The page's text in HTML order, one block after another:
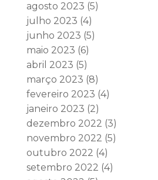
agosto 2023 (5)
julho 2023 (4)
junho 2023 (5)
maio 2023 (6)
abril 2023 (5)
março 2023 (8)
fevereiro 2023 (4)
janeiro 2023 (2)
dezembro 2022 (3)
novembro 2022 (5)
outubro 2022 (4)
setembro 2022 (4)